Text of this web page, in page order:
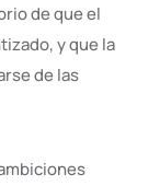
de que el
y que la
de las